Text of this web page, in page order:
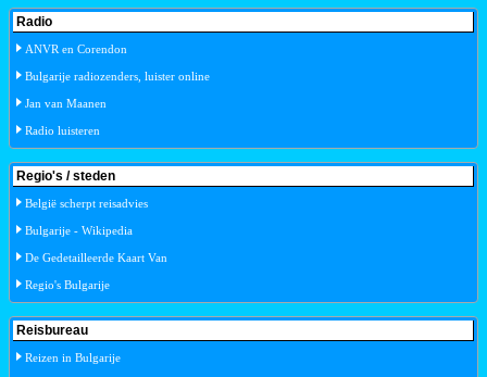
Radio
ANVR en Corendon
Bulgarije radiozenders, luister online
Jan van Maanen
Radio luisteren
Regio's / steden
België scherpt reisadvies
Bulgarije - Wikipedia
De Gedetailleerde Kaart Van
Regio's Bulgarije
Reisbureau
Reizen in Bulgarije